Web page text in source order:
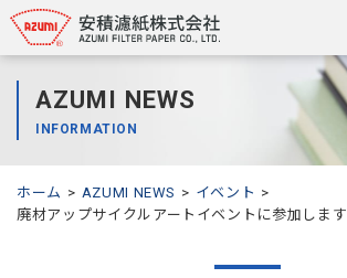
AZUMI NEWS
INFORMATION
ホーム AZUMI NEWS
イベント
廃材アップサイクルアートイベントに参加します